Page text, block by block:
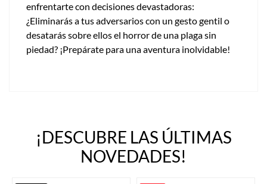
enfrentarte con decisiones devastadoras:
¿Eliminarás a tus adversarios con un gesto gentil o
desatarás sobre ellos el horror de una plaga sin
piedad? ¡Prepárate para una aventura inolvidable!
¡DESCUBRE LAS ÚLTIMAS
NOVEDADES!